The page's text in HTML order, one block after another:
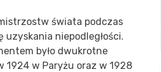
świata podczas
niepodległości.
było dwukrotne
w Paryżu oraz w 1928